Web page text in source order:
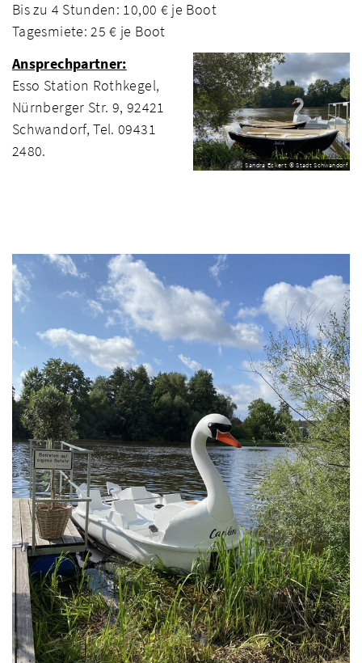
Bis zu 4 Stunden: 10,00 € je Boot
Tagesmiete: 25 € je Boot
Sandra Eckert © Stadt Schwandorf
Ansprechpartner:
Esso Station Rothkegel,
Nürnberger Str. 9, 92421
Schwandorf, Tel. 09431
2480.